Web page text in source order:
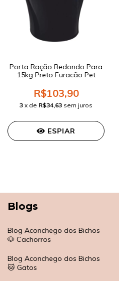
Porta Ração Redondo Para
15kg Preto Furacão Pet
R$103,90
3 x de R$34,63 sem juros
ESPIAR
Blogs
Blog Aconchego dos Bichos
🐶 Cachorros
Blog Aconchego dos Bichos
🐱 Gatos